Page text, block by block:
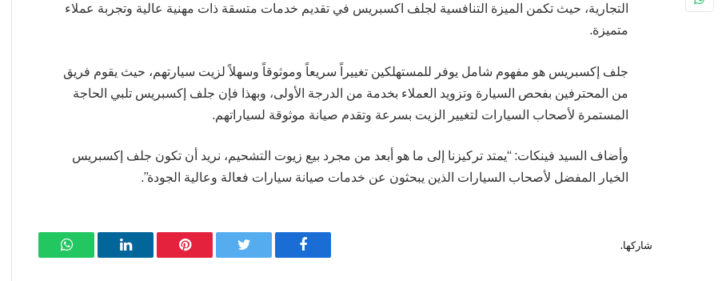
التجارية، حيث تكمن الميزة التنافسية لجلف اكسبريس في تقديم خدمات متسقة ذات مهنية عالية وتجربة عملاء
متميزة.
جلف إكسبريس هو مفهوم شامل يوفر للمستهلكين تغييراً سريعاً وموثوقاً وسهلاً لزيت سيارتهم، حيث يقوم فريق
من المحترفين بفحص السيارة وتزويد العملاء بخدمة من الدرجة الأولى، وبهذا فإن جلف إكسبريس تلبي الحاجة
المستمرة لأصحاب السيارات لتغيير الزيت بسرعة وتقدم صيانة موثوقة لسياراتهم.
وأضاف السيد فينكات: “يمتد تركيزنا إلى ما هو أبعد من مجرد بيع زيوت التشحيم، نريد أن تكون جلف إكسبريس
الخيار المفضل لأصحاب السيارات الذين يبحثون عن خدمات صيانة سيارات فعالة وعالية الجودة”.
شاركها.
فيسبوك تويتر بينتيريستلينكدإن واتساب